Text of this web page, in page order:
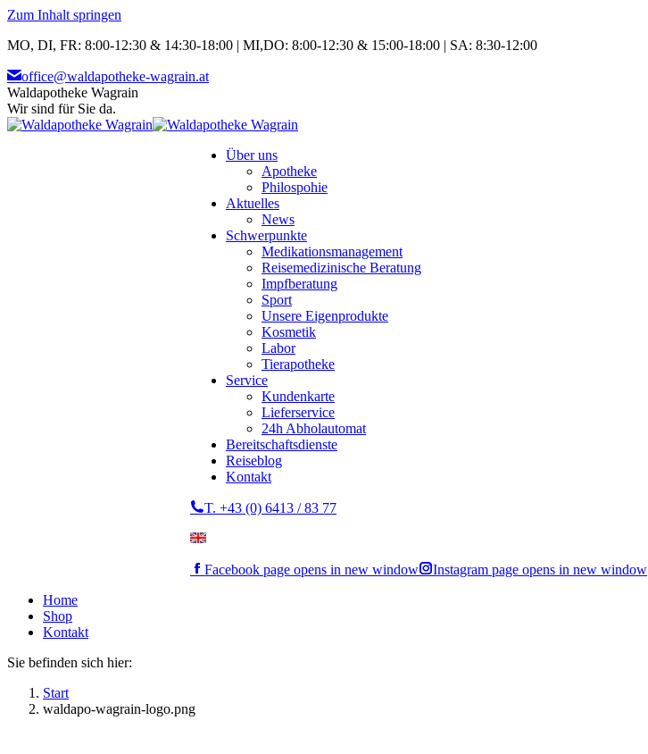
Zum Inhalt springen
MO, DI, FR: 8:00-12:30 & 14:30-18:00 | MI,DO: 8:00-12:30 & 15:00-18:00 | SA: 8:30-12:00
office@waldapotheke-wagrain.at
Waldapotheke Wagrain
Wir sind für Sie da.
Über uns
Apotheke
Philospohie
Aktuelles
News
Schwerpunkte
Medikationsmanagement
Reisemedizinische Beratung
Impfberatung
Sport
Unsere Eigenprodukte
Kosmetik
Labor
Tierapotheke
Service
Kundenkarte
Lieferservice
24h Abholautomat
Bereitschaftsdienste
Reiseblog
Kontakt
T. +43 (0) 6413 / 83 77
Facebook page opens in new window
Instagram page opens in new window
Home
Shop
Kontakt
Sie befinden sich hier:
Start
waldapo-wagrain-logo.png